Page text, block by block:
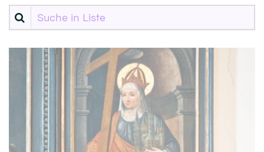
Suche in Liste